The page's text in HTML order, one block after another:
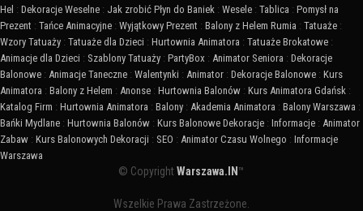
Hel : Dekoracje Weselne : Jak zrobić Płyn do Baniek : Wesele : Tablica : Pomysł na
Prezent : Tańce Animacyjne : Wyjątkowy Prezent : Balony z Helem Rumia : Tatuaże :
Wzory Tatuaży : Tatuaże dla Dzieci : Hurtownia Animatora : Tatuaże Brokatowe :
Animacje dla Dzieci : Szablony Tatuaży : PartyBox : Animator Seniora : Dekoracje
Balonowe : Animacje Taneczne : Walentynki : Animator : Dekoracje Balonowe : Kurs
Animatora : Balony z Helem : Anonse : Hurtownia Balonów : Kurs Animatora Gdańsk :
Katalog Firm : Hurtownia Animatora : Balony : Akademia Animatora : Balony Warszawa :
Bańki Mydlane : Hurtownia Balonów : Kurs Balonowe Dekoracje : Informacje : Animator
Zabaw : Kurs Balonowych Dekoracji : SEO : Animator Czasu Wolnego : Informacje
Warszawa
© CopyrightWarszawa.IN™
Wszelkie Prawa Zastrzeżone.